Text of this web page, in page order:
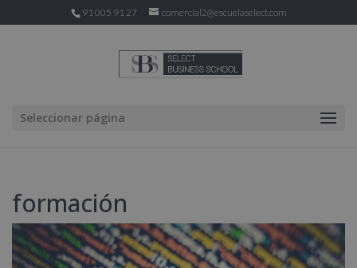
91 005 91 27 comercial2@escuelaselect.com
Seleccionar página
formación